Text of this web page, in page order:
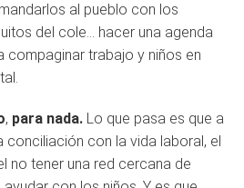
al pueblo con los
del cole… hacer una agenda
compaginar trabajo y niños en
, para nada. Lo que pasa es que a
con la vida laboral, el
no tener una red cercana de